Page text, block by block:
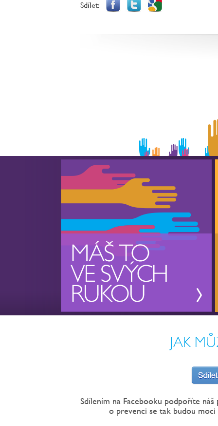
Sdílet:
JAK
Sdílením na Facebooku podpoříte
o prevenci se tak budou